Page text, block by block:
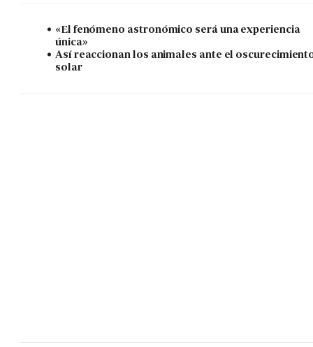
«El fenómeno astronómico será una experiencia
única»
Así reaccionan los animales ante el
solar